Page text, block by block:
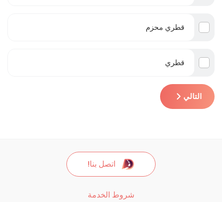
قطري محزم
قطري
التالي
اتصل بنا!
شروط الخدمة